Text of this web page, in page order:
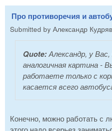
Про противоречия и
Submitted by Александр
Quote:Александр, у
аналогичная картина -
работаете только с
касается всего
Конечно, можно работать с